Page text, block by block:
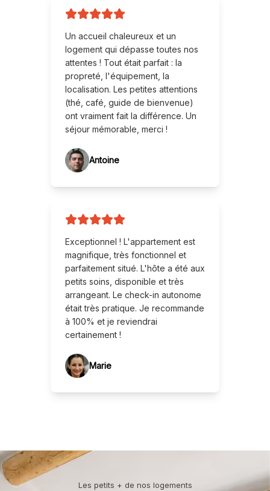
Un accueil chaleureux et un
logement qui dépasse toutes nos
attentes ! Tout était parfait : la
propreté, l'équipement, la
localisation. Les petites attentions
(thé, café, guide de bienvenue)
ont vraiment fait la différence. Un
séjour mémorable, merci !
Antoine
Exceptionnel ! L'appartement est
magnifique, très fonctionnel et
parfaitement situé. L'hôte a été aux
petits soins, disponible et très
arrangeant. Le check-in autonome
était très pratique. Je recommande
à 100% et je reviendrai
certainement !
Marie
Les petits + de nos logements